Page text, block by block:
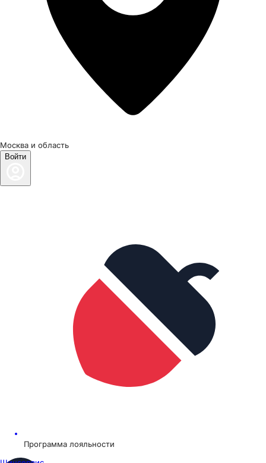
Москва и область
Войти
Программа лояльности